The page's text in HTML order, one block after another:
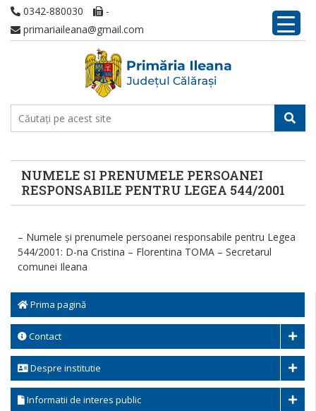
0342-880030
-
primariaileana@gmail.com
NUMELE SI PRENUMELE PERSOANEI
RESPONSABILE PENTRU LEGEA 544/2001
Prima pagină
Contact
Despre institutie
Informatii de interes public
– Numele și prenumele persoanei responsabile pentru Legea
544/2001: D-na Cristina – Florentina TOMA – Secretarul
comunei Ileana